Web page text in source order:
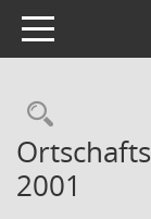
Toggle navigation
2001